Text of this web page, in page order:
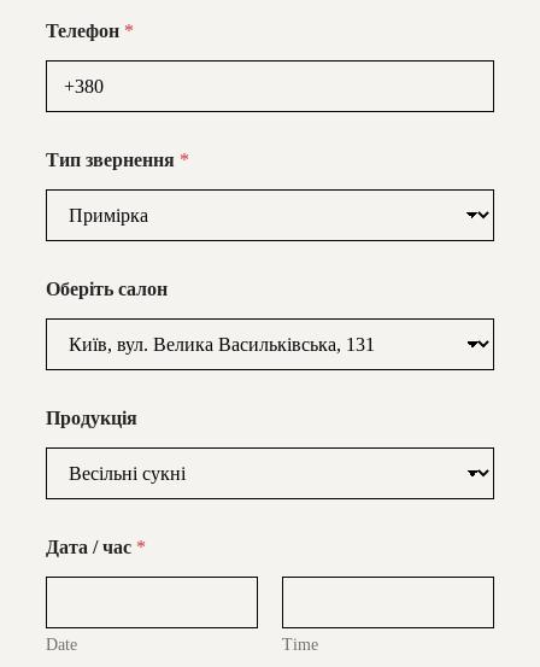
Телефон *
Тип звернення *
Оберіть салон
Продукція
Дата / час *
Date Time